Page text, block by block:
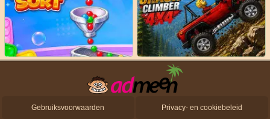
Gebruiksvoorwaarden Privacy- en cookiebeleid